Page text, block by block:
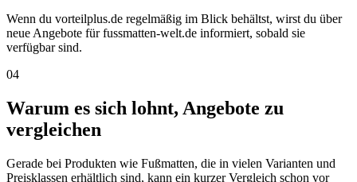
Wenn du vorteilplus.de regelmäßig im Blick behältst, wirst du über
neue Angebote für fussmatten-welt.de informiert, sobald sie
verfügbar sind.
04
Warum es sich lohnt, Angebote zu
vergleichen
Gerade bei Produkten wie Fußmatten, die in vielen Varianten und
Preisklassen erhältlich sind, kann ein kurzer Vergleich schon vor